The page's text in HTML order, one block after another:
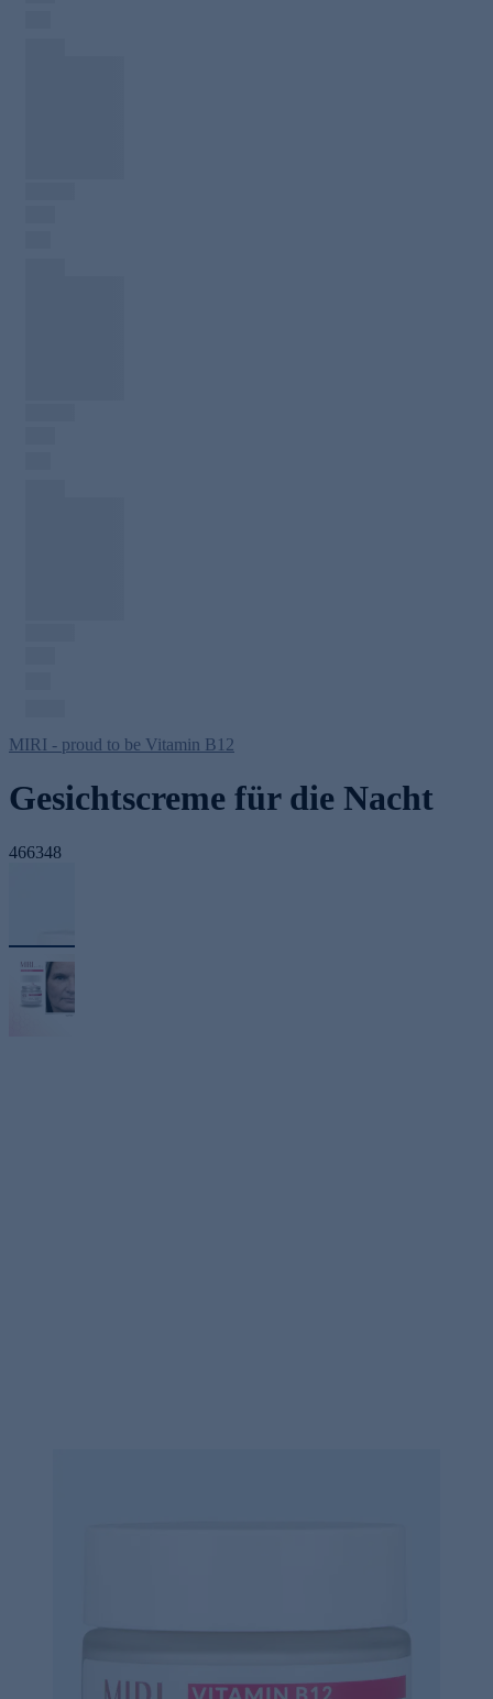
MIRI - proud to be Vitamin B12
Gesichtscreme für die Nacht
466348